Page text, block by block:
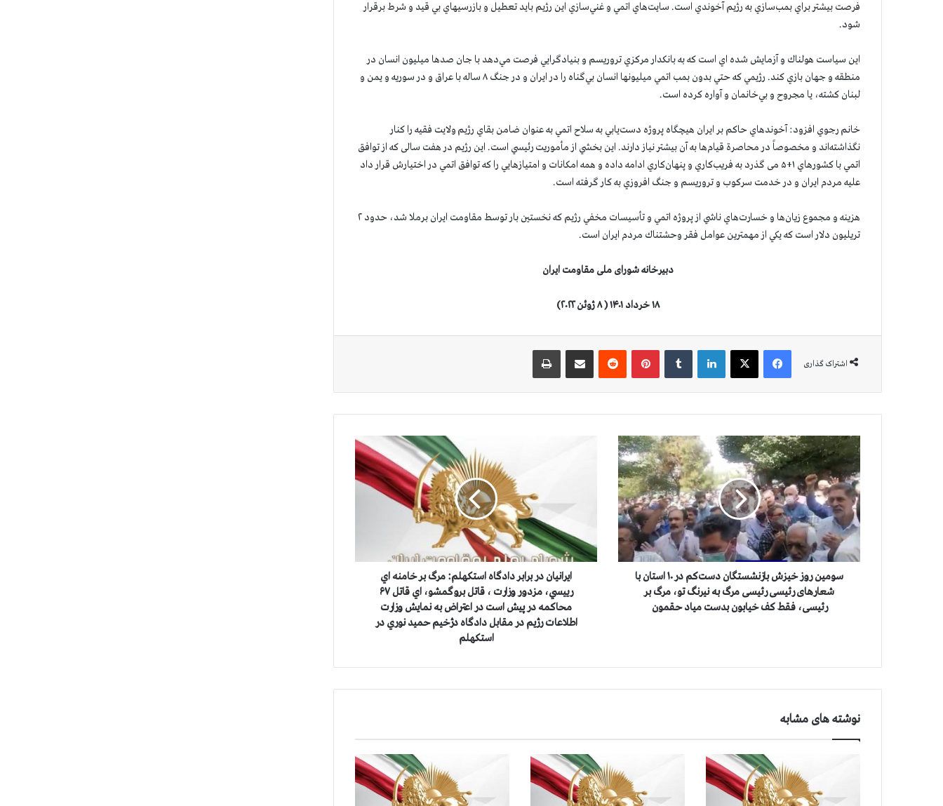
فرصت بيشتر براي بمب‌سازي به رژيم آخوندي است. سايت‌هاي اتمي و غني‌سازي اين رژيم بايد تعطيل و بازرسيهاي بي قيد و شرط برقرار
شود.
اين سياست هولناك و آزمايش شده اي است كه به بانكدار مركزي تروريسم و بنيادگرايي فرصت مي‌دهد با جان صدها ميليون انسان در
منطقه و جهان بازي كند. رژيمي كه حتي بدون بمب اتمي ميليونها انسان بي‌گناه را در ايران و در جنگ ۸ ساله با عراق و در سوريه و يمن و
لبنان كشته، يا مجروح و بي‌خانمان و آواره كرده است.
خانم رجوي افزود: آخوندهاي حاكم بر ايران هيچگاه پروژه دست‌يابي به سلاح اتمي به عنوان ضامن بقاي رژيم ولايت فقيه را كنار
نگذاشته‌اند و مخصوصاً در محاصرة قيام‌ها به آن بيشتر نياز دارند. اين بخشي از مأموريت رئيسي است. اين رژيم در هفت سالی که از توافق
اتمي با كشورهاي ۱+۵ می گذرد به فريب‌كاري و پنهان‌كاري ادامه داده و همه امكانات و امتيازهايي را كه توافق اتمي در اختيارش قرار داد
عليه مردم ايران و در خدمت سركوب و تروريسم و جنگ افروزي به كار گرفته است.
هزينه و مجموع زيان‌ها و خسارت‌هاي ناشي از پروژه اتمي و تأسيسات مخفي رژيم كه نخستين بار توسط مقاومت ايران برملا شد، حدود ۲
تريليون دلار است كه يكي از مهمترين عوامل فقر وحشتناك مردم ايران است.
دبیرخانه شورای ملی مقاومت ایران
۱۸ خرداد ۱۴۰۱ ( ۸ ژوئن ۲۰۲۲)
اشتراک گذاری
فیس بوک X ‫پین‌ترست ‫رددیت
س
و
م
ی
ن
ر
و
ز
خ
س
گ
ا
سومین روز خیزش بازنشستگان دست‌کم در ۱۰ استان با
شعارهای رئیسی رئیسی مرگ به نیرنگ تو، مرگ بر
رئیسی، فقط کف خیابون بدست میاد حقمون
ن
د
د
ه
س
ت
ك
ايرانيان در برابر دادگاه استكهلم: مرگ بر خامنه اي
رييسي، مزدور وزارت ، قاتل بروگمشو، اي قاتل ۶۷
محاكمه در پيش است در اعتراض به نمايش وزارت
اطلاعات رژيم در مقابل دادگاه دژخيم حميد نوري در
استكهلم
نوشته های مشابه